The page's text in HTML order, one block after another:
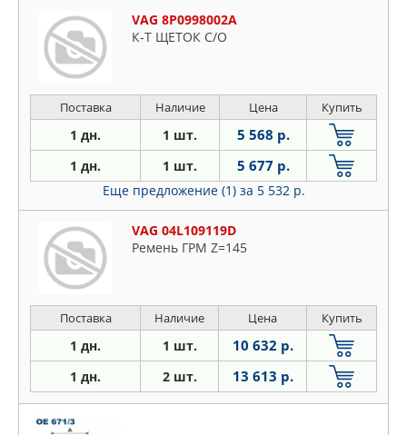
VAG 8P0998002A
К-Т ЩЕТОК С/О
Поставка Наличие Цена Купить
1 дн. 1 шт. 5 568 р.
1 дн. 1 шт. 5 677 р.
Еще предложение (1) за 5 532 р.
VAG 04L109119D
Ремень ГРМ Z=145
Поставка Наличие Цена Купить
1 дн. 1 шт. 10 632 р.
1 дн. 2 шт. 13 613 р.